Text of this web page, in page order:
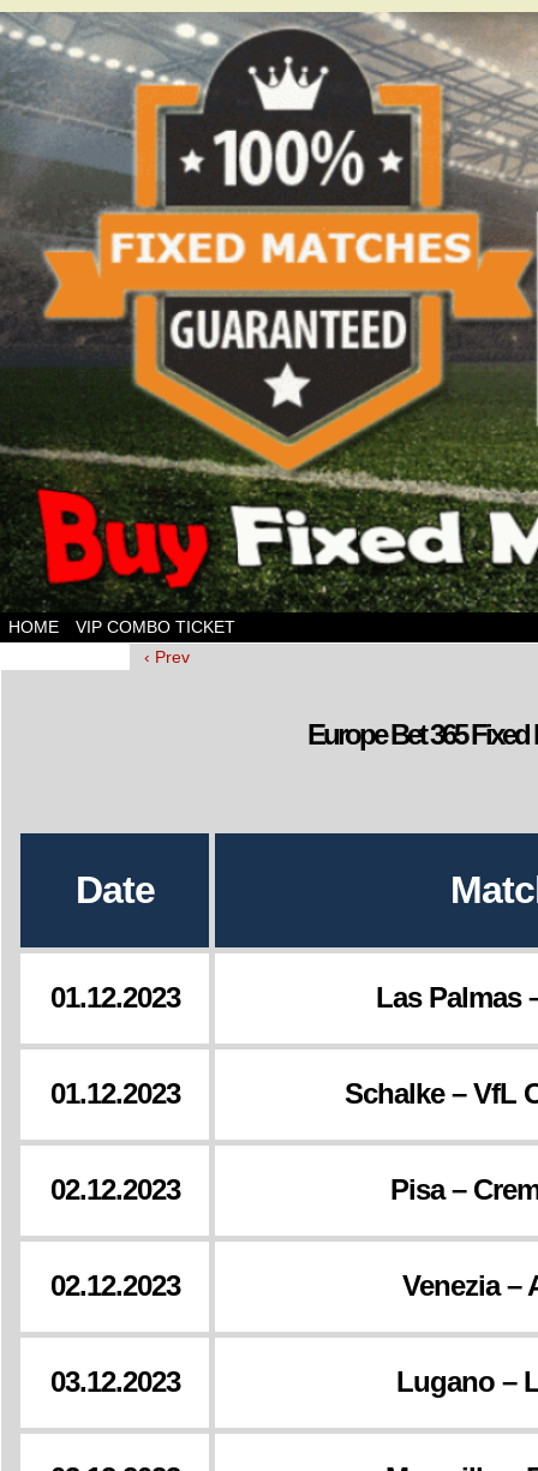
HOME
VIP COMBO TICKET
‹ Prev
Europe Bet 365
Date
01.12.2023 Las Palmas
01.12.2023 Schalke – VfL
02.12.2023 Pisa –
02.12.2023 Venezia –
03.12.2023 Lugano –